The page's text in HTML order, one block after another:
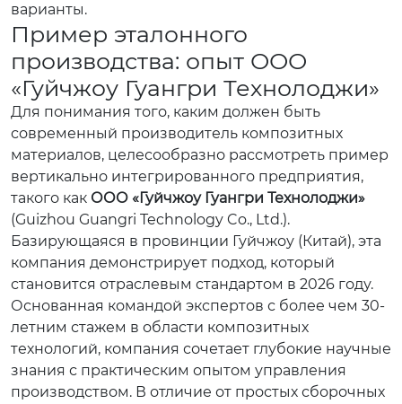
варианты.
Пример эталонного
производства: опыт ООО
«Гуйчжоу Гуангри Технолоджи»
Для понимания того, каким должен быть
современный производитель композитных
материалов, целесообразно рассмотреть пример
вертикально интегрированного предприятия,
такого как ООО «Гуйчжоу Гуангри Технолоджи»
(Guizhou Guangri Technology Co., Ltd.).
Базирующаяся в провинции Гуйчжоу (Китай), эта
компания демонстрирует подход, который
становится отраслевым стандартом в 2026 году.
Основанная командой экспертов с более чем 30-
летним стажем в области композитных
технологий, компания сочетает глубокие научные
знания с практическим опытом управления
производством. В отличие от простых сборочных